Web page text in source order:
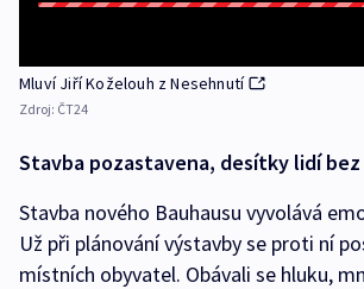
Mluví Jiří Koželouh z Nesehnutí
Zdroj: ČT24
Stavba pozastavena, desítky lidí bez
Stavba nového Bauhausu vyvolává
Už při plánování výstavby se proti ní
místních obyvatel. Obávali se hluku,